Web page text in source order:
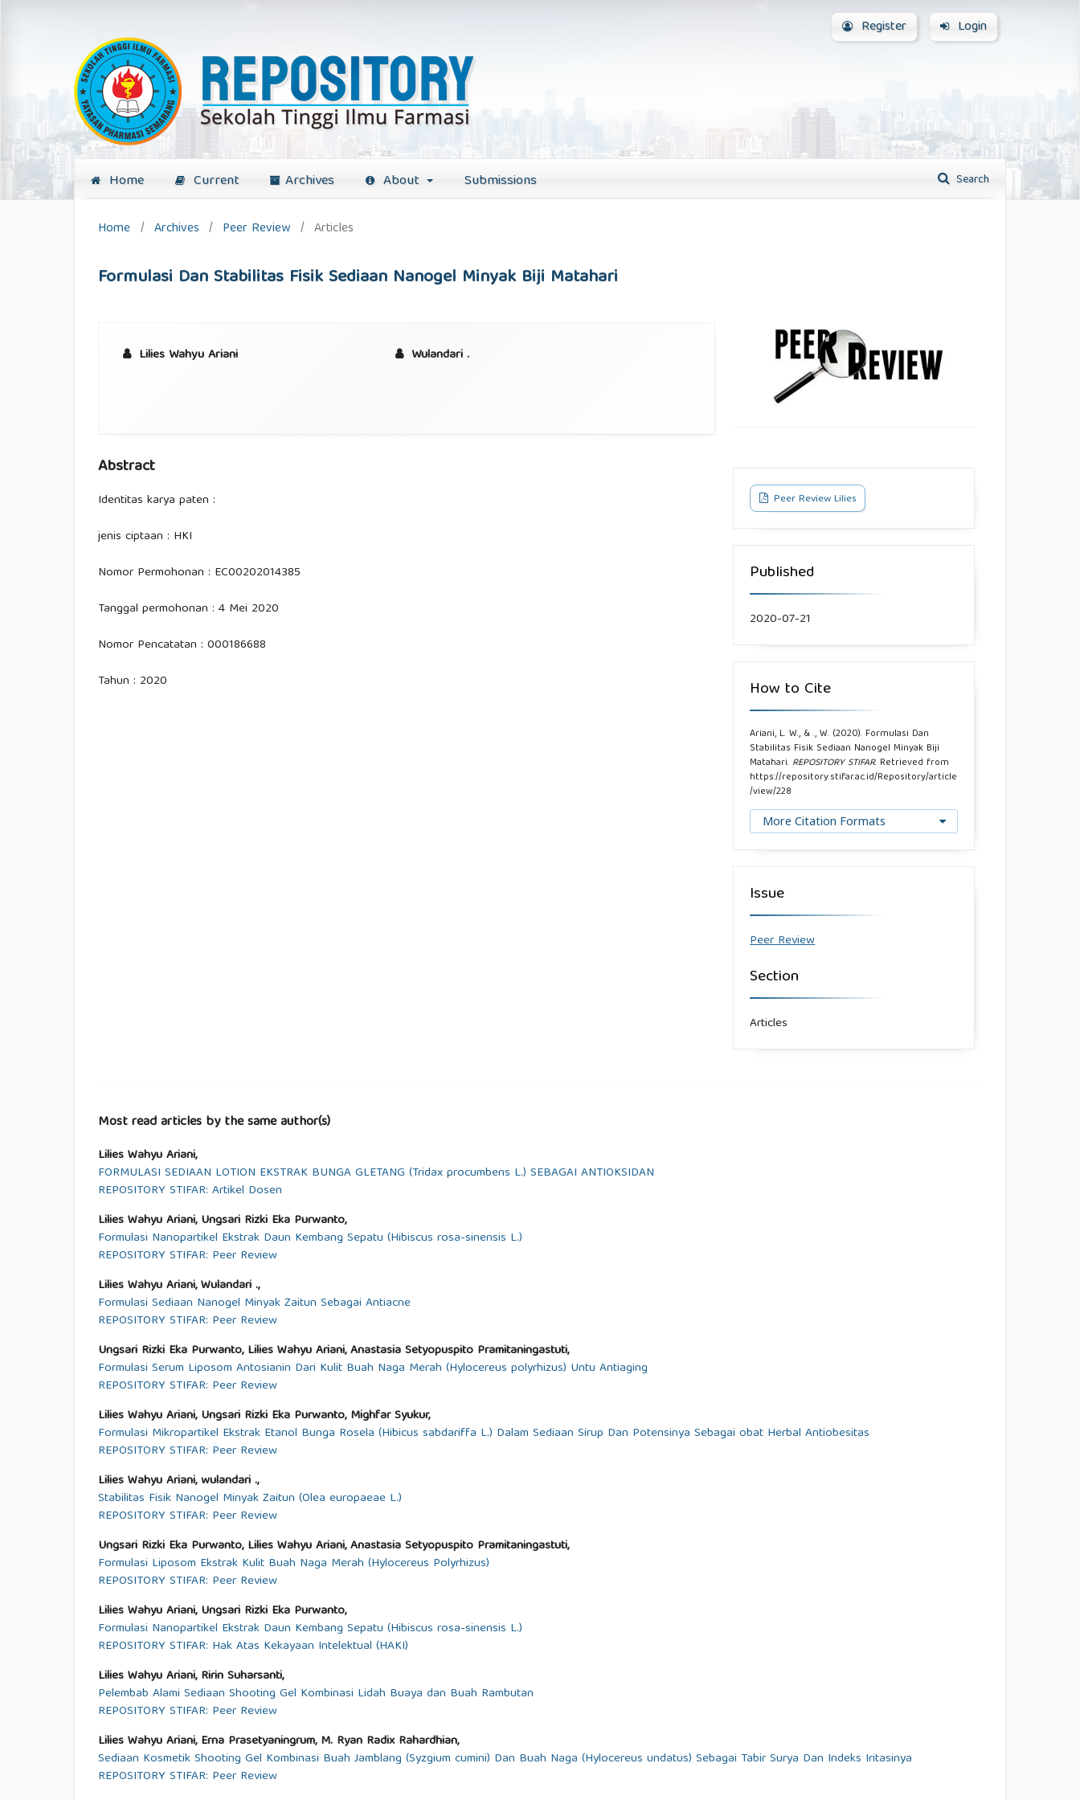
Home Current Archives About Submissions Search
Register Login
Home / Archives / Peer Review / Articles
Formulasi Dan Stabilitas Fisik Sediaan Nanogel Minyak Biji Matahari
Lilies Wahyu Ariani Wulandari .
Abstract
Identitas karya paten :
jenis ciptaan : HKI
Nomor Permohonan : EC00202014385
Tanggal permohonan : 4 Mei 2020
Nomor Pencatatan : 000186688
Tahun : 2020
Peer Review Lilies
Published
2020-07-21
How to Cite
Ariani, L. W., & ., W. (2020). Formulasi Dan
Stabilitas Fisik Sediaan Nanogel Minyak Biji
Matahari. REPOSITORY STIFAR. Retrieved from
https://repository.stifar.ac.id/Repository/article
/view/228
More Citation Formats
Issue
Peer Review
Section
Articles
Most read articles by the same author(s)
Lilies Wahyu Ariani,
FORMULASI SEDIAAN LOTION EKSTRAK BUNGA GLETANG (Tridax procumbens L.) SEBAGAI ANTIOKSIDAN
REPOSITORY STIFAR: Artikel Dosen
Lilies Wahyu Ariani, Ungsari Rizki Eka Purwanto,
Formulasi Nanopartikel Ekstrak Daun Kembang Sepatu (Hibiscus rosa-sinensis L.)
REPOSITORY STIFAR: Peer Review
Lilies Wahyu Ariani, Wulandari .,
Formulasi Sediaan Nanogel Minyak Zaitun Sebagai Antiacne
REPOSITORY STIFAR: Peer Review
Ungsari Rizki Eka Purwanto, Lilies Wahyu Ariani, Anastasia Setyopuspito Pramitaningastuti,
Formulasi Serum Liposom Antosianin Dari Kulit Buah Naga Merah (Hylocereus polyrhizus) Untu Antiaging
REPOSITORY STIFAR: Peer Review
Lilies Wahyu Ariani, Ungsari Rizki Eka Purwanto, Mighfar Syukur,
Formulasi Mikropartikel Ekstrak Etanol Bunga Rosela (Hibicus sabdariffa L.) Dalam Sediaan Sirup Dan Potensinya Sebagai obat Herbal Antiobesitas
REPOSITORY STIFAR: Peer Review
Lilies Wahyu Ariani, wulandari .,
Stabilitas Fisik Nanogel Minyak Zaitun (Olea europaeae L.)
REPOSITORY STIFAR: Peer Review
Ungsari Rizki Eka Purwanto, Lilies Wahyu Ariani, Anastasia Setyopuspito Pramitaningastuti,
Formulasi Liposom Ekstrak Kulit Buah Naga Merah (Hylocereus Polyrhizus)
REPOSITORY STIFAR: Peer Review
Lilies Wahyu Ariani, Ungsari Rizki Eka Purwanto,
Formulasi Nanopartikel Ekstrak Daun Kembang Sepatu (Hibiscus rosa-sinensis L.)
REPOSITORY STIFAR: Hak Atas Kekayaan Intelektual (HAKI)
Lilies Wahyu Ariani, Ririn Suharsanti,
Pelembab Alami Sediaan Shooting Gel Kombinasi Lidah Buaya dan Buah Rambutan
REPOSITORY STIFAR: Peer Review
Lilies Wahyu Ariani, Erna Prasetyaningrum, M. Ryan Radix Rahardhian,
Sediaan Kosmetik Shooting Gel Kombinasi Buah Jamblang (Syzgium cumini) Dan Buah Naga (Hylocereus undatus) Sebagai Tabir Surya Dan Indeks Iritasinya
REPOSITORY STIFAR: Peer Review